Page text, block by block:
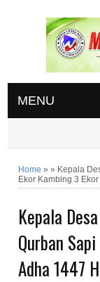
MENU
Home »» Kepala
Ekor Kambing 3
Kepala
Qurban
Adha 1447